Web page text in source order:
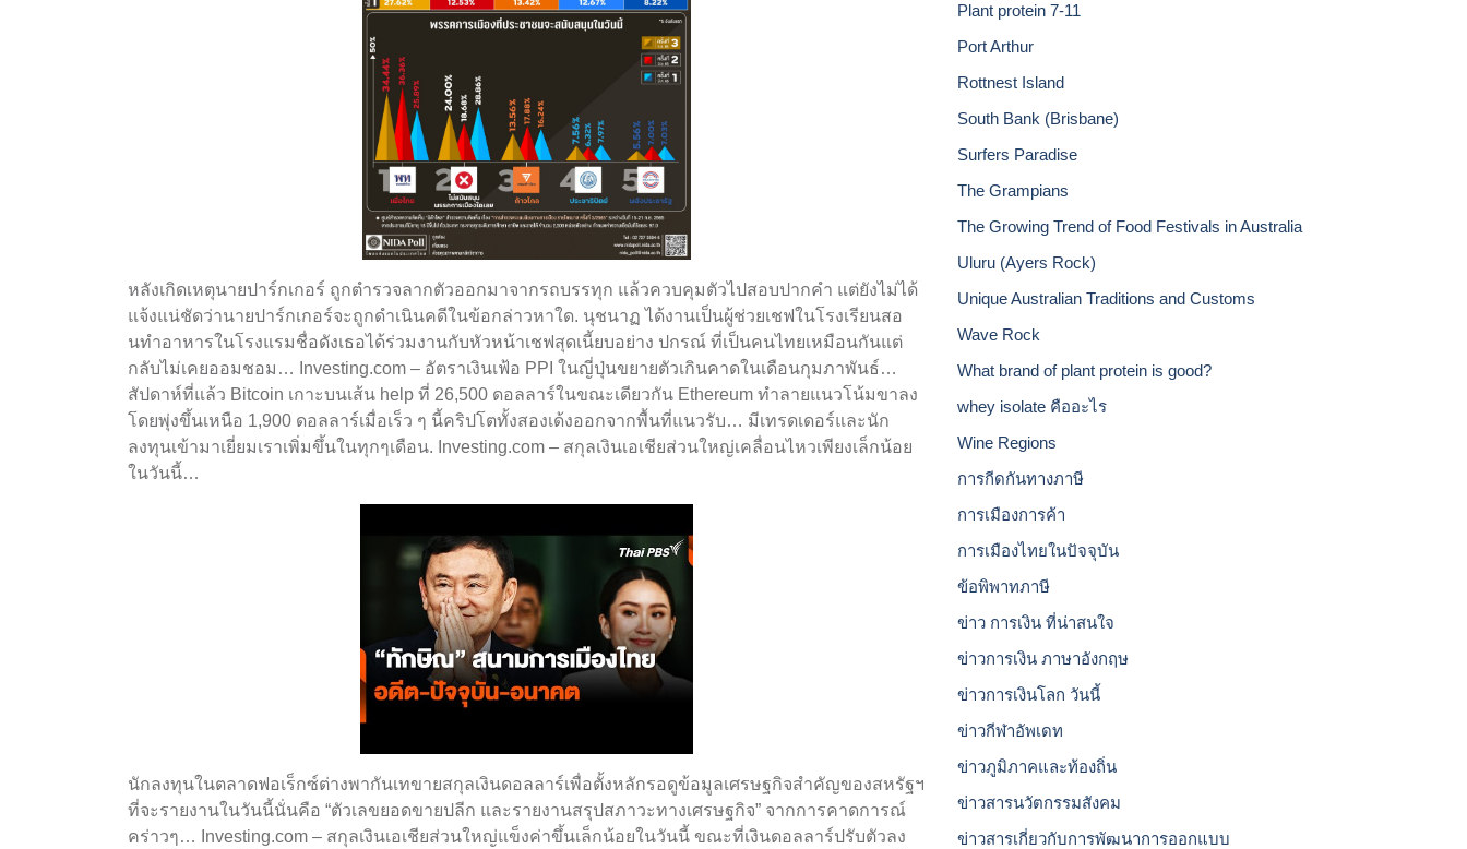
หลังเกิดเหตุนายปาร์กเกอร์ ถูกตำรวจลากตัวออกมาจากรถบรรทุก แล้วควบคุมตัวไปสอบปากคำ แต่ยังไม่ได้
แจ้งแน่ชัดว่านายปาร์กเกอร์จะถูกดำเนินคดีในข้อกล่าวหาใด. นุชนาฏ ได้งานเป็นผู้ช่วยเชฟในโรงเรียนสอ
นทําอาหารในโรงแรมชื่อดังเธอได้ร่วมงานกับหัวหน้าเชฟสุดเนี้ยบอย่าง ปกรณ์ ที่เป็นคนไทยเหมือนกันแต่
กลับไม่เคยออมชอม… Investing.com – อัตราเงินเฟ้อ PPI ในญี่ปุ่นขยายตัวเกินคาดในเดือนกุมภาพันธ์…
สัปดาห์ที่แล้ว Bitcoin เกาะบนเส้น help ที่ 26,500 ดอลลาร์ในขณะเดียวกัน Ethereum ทำลายแนวโน้มขาลง
โดยพุ่งขึ้นเหนือ 1,900 ดอลลาร์เมื่อเร็ว ๆ นี้คริปโตทั้งสองเด้งออกจากพื้นที่แนวรับ… มีเทรดเดอร์และนัก
ลงทุนเข้ามาเยี่ยมเราเพิ่มขึ้นในทุกๆเดือน. Investing.com – สกุลเงินเอเชียส่วนใหญ่เคลื่อนไหวเพียงเล็กน้อย
ในวันนี้…
นักลงทุนในตลาดฟอเร็กซ์ต่างพากันเทขายสกุลเงินดอลลาร์เพื่อตั้งหลักรอดูข้อมูลเศรษฐกิจสำคัญของสหรัฐฯ
ที่จะรายงานในวันนี้นั่นคือ “ตัวเลขยอดขายปลีก และรายงานสรุปสภาวะทางเศรษฐกิจ” จากการคาดการณ์
คร่าวๆ… Investing.com – สกุลเงินเอเชียส่วนใหญ่แข็งค่าขึ้นเล็กน้อยในวันนี้ ขณะที่เงินดอลลาร์ปรับตัวลง
Plant protein 7-11
Port Arthur
Rottnest Island
South Bank (Brisbane)
Surfers Paradise
The Grampians
The Growing Trend of Food Festivals in Australia
Uluru (Ayers Rock)
Unique Australian Traditions and Customs
Wave Rock
What brand of plant protein is good?
whey isolate คืออะไร
Wine Regions
การกีดกันทางภาษี
การเมืองการค้า
การเมืองไทยในปัจจุบัน
ข้อพิพาทภาษี
ข่าว การเงิน ที่น่าสนใจ
ข่าวการเงิน ภาษาอังกฤษ
ข่าวการเงินโลก วันนี้
ข่าวกีฬาอัพเดท
ข่าวภูมิภาคและท้องถิ่น
ข่าวสารนวัตกรรมสังคม
ข่าวสารเกี่ยวกับการพัฒนาการออกแบบ